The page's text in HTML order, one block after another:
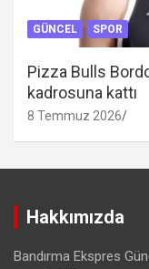
GÜNCEL SPOR
Pizza Bulls
kadrosuna kattı
8 Temmuz 2026
Hakkımızda
Bandırma Ekspres